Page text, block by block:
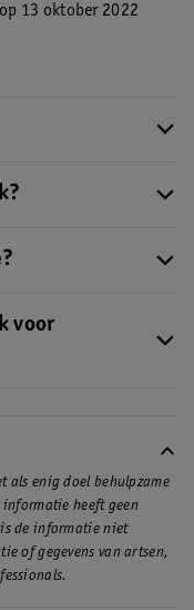
13 oktober 2022
dagen hoge koorts
vlekjes.
voor
raken. Het is niet
als je zwanger bent.
als enig doel behulpzame
informatie heeft geen
de informatie niet
of gegevens van artsen,